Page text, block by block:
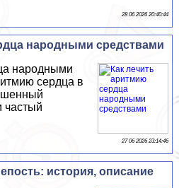
28 06 2026 20:40:44
народными средствами
народными
сердца в
частый
27 06 2026 23:14:46
история, описание